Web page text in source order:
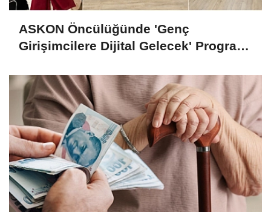
ASKON Öncülüğünde 'Genç
Girişimcilere Dijital Gelecek' Programı